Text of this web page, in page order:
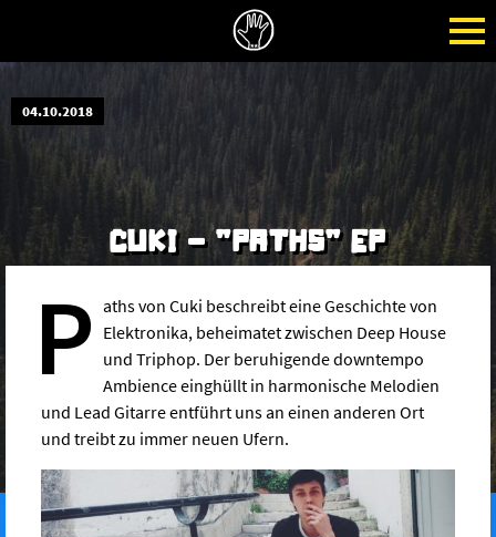
04.10.2018
CUKI - "PATHS" EP
P aths von Cuki beschreibt eine Geschichte von
Elektronika, beheimatet zwischen Deep House
und Triphop. Der beruhigende downtempo
Ambience einghüllt in harmonische Melodien
und Lead Gitarre entführt uns an einen anderen Ort
und treibt zu immer neuen Ufern.